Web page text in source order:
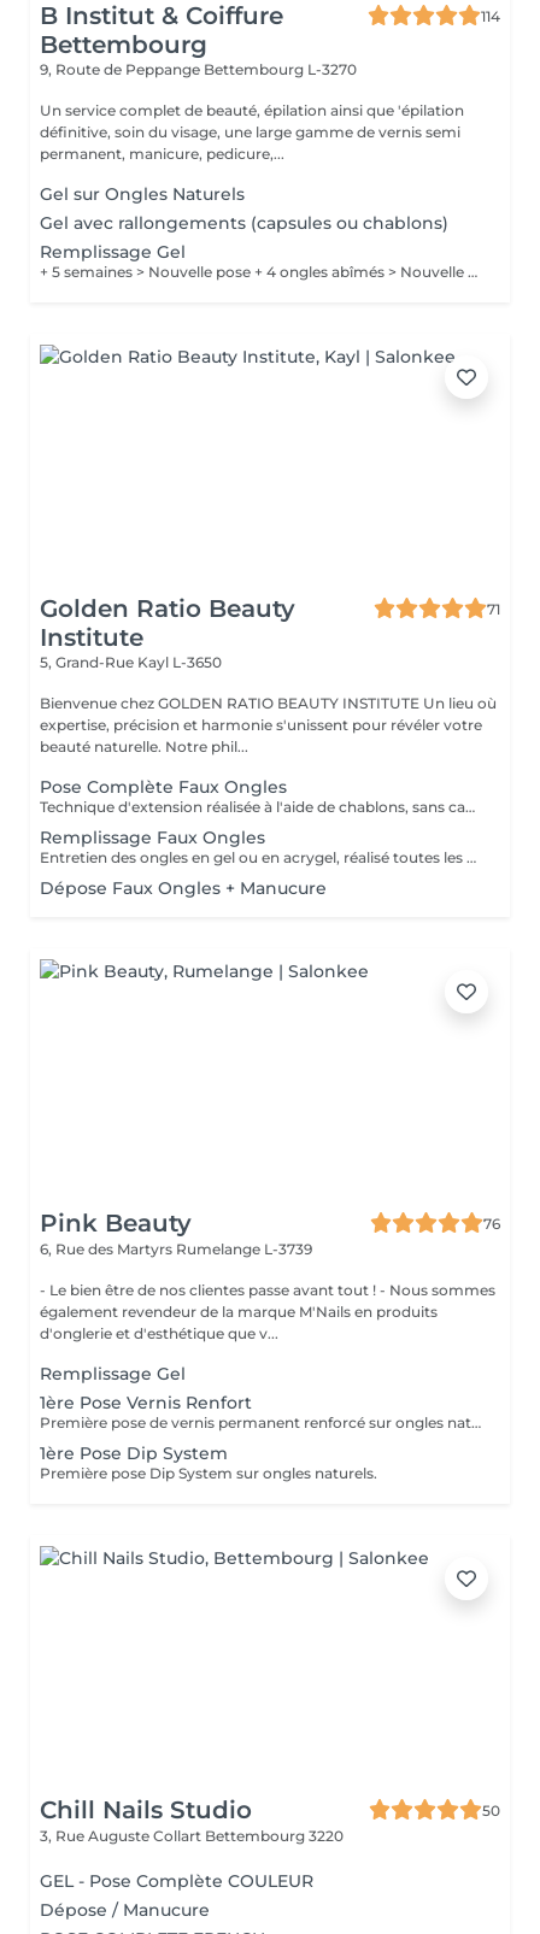
B Institut & Coiffure
Bettembourg
114
9, Route de Peppange Bettembourg L-3270
Un service complet de beauté, épilation ainsi que 'épilation
définitive, soin du visage, une large gamme de vernis semi
permanent, manicure, pedicure,...
Gel sur Ongles Naturels
Gel avec rallongements (capsules ou chablons)
Remplissage Gel
+ 5 semaines > Nouvelle pose + 4 ongles abîmés > Nouvelle pose
Golden Ratio Beauty
Institute
71
5, Grand-Rue Kayl L-3650
Bienvenue chez GOLDEN RATIO BEAUTY INSTITUTE Un lieu où
expertise, précision et harmonie s'unissent pour révéler votre
beauté naturelle. Notre phil...
Pose Complète Faux Ongles
Technique d'extension réalisée à l'aide de chablons, sans capsule, pour allonger la forme naturelle de l'ongle de manière précise et personnalisée. Inclus : construction en gel, mise en forme, finition et vernis semi-permanent. Résultat : des ongles plus longs, élégants, solides et parfaitement adaptés à votre style. Tenue : 3 à 4 semaines. Une méthode idéale pour affiner ou transformer la silhouette de vos ongles tout en gardant un rendu naturel et soigné.
Remplissage Faux Ongles
Entretien des ongles en gel ou en acrygel, réalisé toutes les 3 à 4 semaines pour combler la repousse et rafraîchir la forme et la couleur. Inclus : mise à niveau de la structure, limage, soin des cuticules, couleur. Résultat : des ongles comme neufs, toujours impeccables et résistants. Un geste essentiel pour prolonger la beauté de votre pose sans tout recommencer.
Dépose Faux Ongles + Manucure
Pink Beauty
76
6, Rue des Martyrs Rumelange L-3739
- Le bien être de nos clientes passe avant tout ! - Nous sommes
également revendeur de la marque M'Nails en produits
d'onglerie et d'esthétique que v...
Remplissage Gel
1ère Pose Vernis Renfort
Première pose de vernis permanent renforcé sur ongles naturels.
1ère Pose Dip System
Première pose Dip System sur ongles naturels.
Chill Nails Studio
50
3, Rue Auguste Collart Bettembourg 3220
GEL - Pose Complète COULEUR
Dépose / Manucure